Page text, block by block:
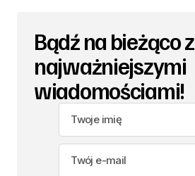
Bądź na bieżąco z
najważniejszymi
wiadomościami!